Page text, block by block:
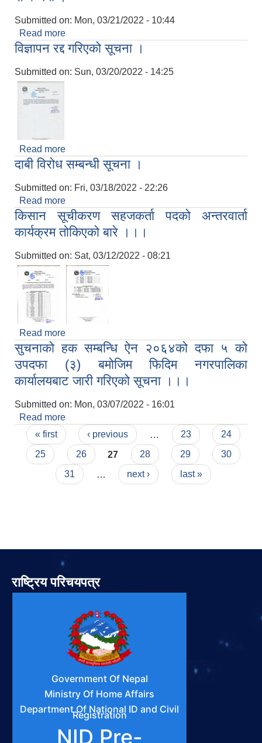
Submitted on: Mon, 03/21/2022 - 10:44
Read more
सम्बन्धमा ।
विज्ञापन रद्द गरिएको सूचना ।
Submitted on: Sun, 03/20/2022 - 14:25
Read more
दाबी विरोध सम्बन्धी सूचना ।
Submitted on: Fri, 03/18/2022 - 22:26
Read more
किसान सूचीकरण सहजकर्ता पदको अन्तरवार्ता
कार्यक्रम तोकिएको बारे ।।।
Submitted on: Sat, 03/12/2022 - 08:21
Read more
कार्यक्रम तोकिएको बारे ।।।
सुचनाको हक सम्बन्धि ऐन २०६४को दफा ५ को
उपदफा (३) बमोजिम फिदिम नगरपालिका
कार्यालयबाट जारी गरिएको सूचना ।।।
Submitted on: Mon, 03/07/2022 - 16:01
Read more
उपदफा (३) बमोजिम फिदिम नगरपालिका कार्यालयबाट जारी
गरिएको सूचना ।।।
Pages
« first ‹ previous 23
24
25
26 27 28 29
30
31
next › last »
राष्ट्रिय परिचयपत्र